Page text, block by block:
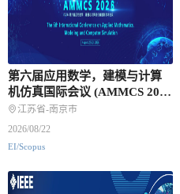
第六届应用数学，建模与计算
机仿真国际会议 (AMMCS 202
6) 江苏省-南京市
2026/08/22
EI/Scopus